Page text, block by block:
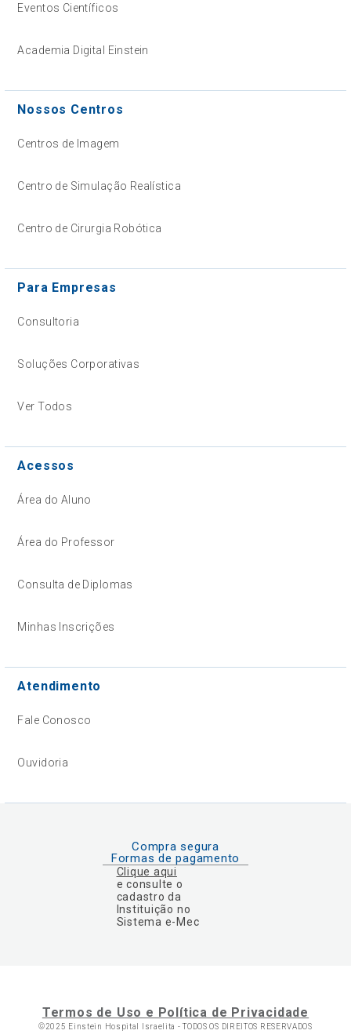
Eventos Científicos
Academia Digital Einstein
Nossos Centros
Centros de Imagem
Centro de Simulação Realística
Centro de Cirurgia Robótica
Para Empresas
Consultoria
Soluções Corporativas
Ver Todos
Acessos
Área do Aluno
Área do Professor
Consulta de Diplomas
Minhas Inscrições
Atendimento
Fale Conosco
Ouvidoria
Compra segura
Formas de pagamento
Clique aqui
e consulte o
cadastro da
Instituição no
Sistema e-Mec
Termos de Uso e Política de Privacidade
©2025 Einstein Hospital Israelita -TODOS OS DIREITOS RESERVADOS